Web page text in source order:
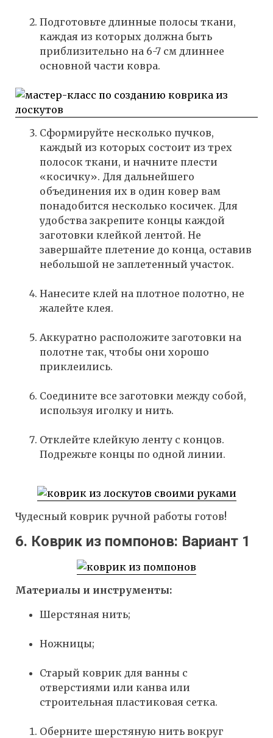
Подготовьте длинные полосы ткани,
каждая из которых должна быть
приблизительно на 6-7 см длиннее
основной части ковра.
Сформируйте несколько пучков,
каждый из которых состоит из трех
полосок ткани, и начните плести
«косичку». Для дальнейшего
объединения их в один ковер вам
понадобится несколько косичек. Для
удобства закрепите концы каждой
заготовки клейкой лентой. Не
завершайте плетение до конца, оставив
небольшой не заплетенный участок.
Нанесите клей на плотное полотно, не
жалейте клея.
Аккуратно расположите заготовки на
полотне так, чтобы они хорошо
приклеились.
Соедините все заготовки между собой,
используя иголку и нить.
Отклейте клейкую ленту с концов.
Подрежьте концы по одной линии.
Чудесный коврик ручной работы готов!
6. Коврик из помпонов: Вариант 1
Материалы и инструменты:
Шерстяная нить;
Ножницы;
Старый коврик для ванны с
отверстиями или канва или
строительная пластиковая сетка.
Оберните шерстяную нить вокруг